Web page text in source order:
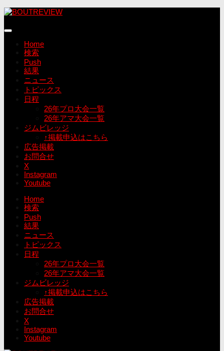
コ
テ
Home
検索
Push
結果
ニュース
トピックス
日程
26年プロ大会一覧
26年アマ大会一覧
ジムビレッジ
↑掲載申込はこちら
広告掲載
お問合せ
X
Instagram
Youtube
Home
検索
Push
結果
ニュース
トピックス
日程
26年プロ大会一覧
26年アマ大会一覧
ジムビレッジ
↑掲載申込はこちら
広告掲載
お問合せ
X
Instagram
Youtube